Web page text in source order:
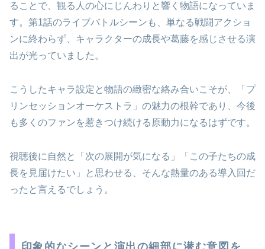
ることで、観る人の心にじんわりと響く物語になっていま
す。第1話のライブバトルシーンも、単なる戦闘アクショ
ンに終わらず、キャラクターの成長や葛藤を感じさせる演
出が光っていました。
こうしたキャラ設定と物語の緻密な絡み合いこそが、「プ
リンセッションオーケストラ」の魅力の根幹であり、今後
も多くのファンを惹きつけ続ける原動力になるはずです。
視聴後に自然と「次の展開が気になる」「この子たちの成
長を見届けたい」と思わせる、そんな熱量のある導入回だ
ったと言えるでしょう。
印象的なシーンと演出の細部に潜む意図を